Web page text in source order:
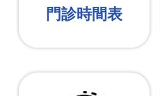
門診時間表